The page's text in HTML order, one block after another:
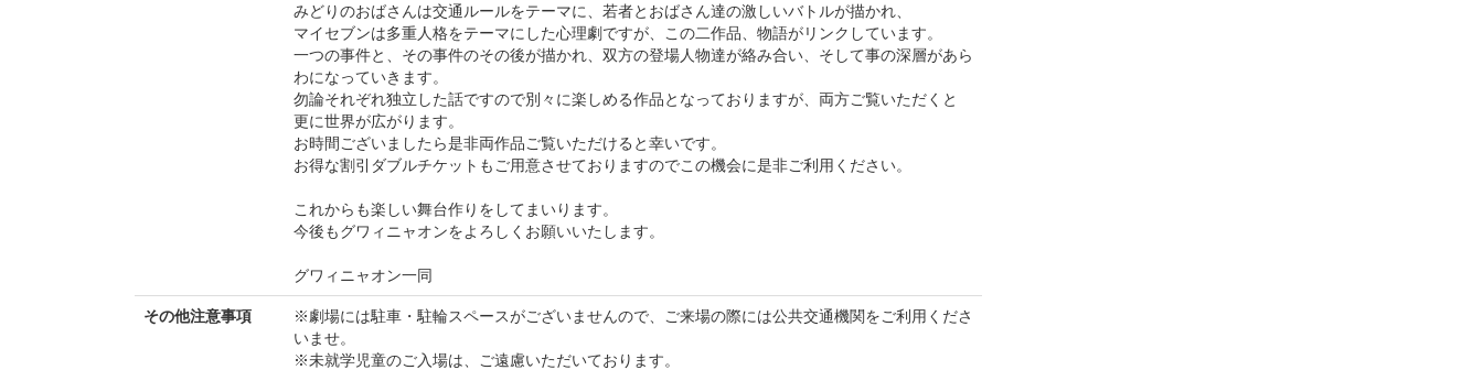
みどりのおばさんは交通ルールをテーマに、若者とおばさん達の激しいバトルが描かれ、
マイセブンは多重人格をテーマにした心理劇ですが、この二作品、物語がリンクしています。
一つの事件と、その事件のその後が描かれ、双方の登場人物達が絡み合い、そして事の深層があら
わになっていきます。
勿論それぞれ独立した話ですので別々に楽しめる作品となっておりますが、両方ご覧いただくと
更に世界が広がります。
お時間ございましたら是非両作品ご覧いただけると幸いです。
お得な割引ダブルチケットもご用意させておりますのでこの機会に是非ご利用ください。
これからも楽しい舞台作りをしてまいります。
今後もグワィニャオンをよろしくお願いいたします。
グワィニャオン一同
その他注意事項
※劇場には駐車・駐輪スペースがございませんので、ご来場の際には公共交通機関をご利用くださ
いませ。
※未就学児童のご入場は、ご遠慮いただいております。